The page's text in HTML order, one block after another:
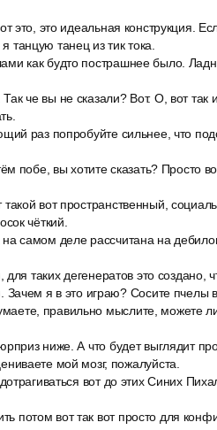
это идеальная конструкция.
танец из тик тока.
как будто пострашнее было.
че вы не сказали? Вот. О, вот так и
раз попробуйте сильнее, что
побе, вы хотите сказать? Просто
вот пространственный,
чёткий.
самом деле рассчитана на
таких дегенератов это создано,
Зачем я в это играю? Сосите пчелы
правильно мыслите, можете ли
ниже. А что будет выглядит
мой мозг, пожалуйста.
вот до этих Синих
потом вот так вот просто для